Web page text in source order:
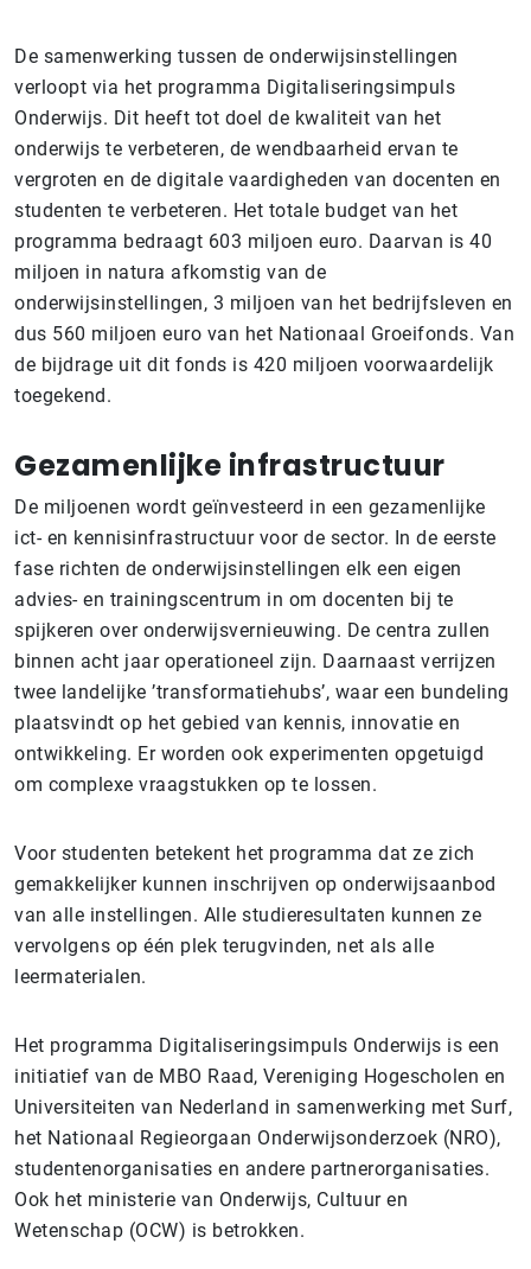
De samenwerking tussen de onderwijsinstellingen
verloopt via het programma Digitaliseringsimpuls
Onderwijs. Dit heeft tot doel de kwaliteit van het
onderwijs te verbeteren, de wendbaarheid ervan te
vergroten en de digitale vaardigheden van docenten en
studenten te verbeteren. Het totale budget van het
programma bedraagt 603 miljoen euro. Daarvan is 40
miljoen in natura afkomstig van de
onderwijsinstellingen, 3 miljoen van het bedrijfsleven en
dus 560 miljoen euro van het Nationaal Groeifonds. Van
de bijdrage uit dit fonds is 420 miljoen voorwaardelijk
toegekend.
Gezamenlijke infrastructuur
De miljoenen wordt geïnvesteerd in een gezamenlijke
ict- en kennisinfrastructuur voor de sector. In de eerste
fase richten de onderwijsinstellingen elk een eigen
advies- en trainingscentrum in om docenten bij te
spijkeren over onderwijsvernieuwing. De centra zullen
binnen acht jaar operationeel zijn. Daarnaast verrijzen
twee landelijke ’transformatiehubs’, waar een bundeling
plaatsvindt op het gebied van kennis, innovatie en
ontwikkeling. Er worden ook experimenten opgetuigd
om complexe vraagstukken op te lossen.
Voor studenten betekent het programma dat ze zich
gemakkelijker kunnen inschrijven op onderwijsaanbod
van alle instellingen. Alle studieresultaten kunnen ze
vervolgens op één plek terugvinden, net als alle
leermaterialen.
Het programma Digitaliseringsimpuls Onderwijs is een
initiatief van de MBO Raad, Vereniging Hogescholen en
Universiteiten van Nederland in samenwerking met Surf,
het Nationaal Regieorgaan Onderwijsonderzoek (NRO),
studentenorganisaties en andere partnerorganisaties.
Ook het ministerie van Onderwijs, Cultuur en
Wetenschap (OCW) is betrokken.